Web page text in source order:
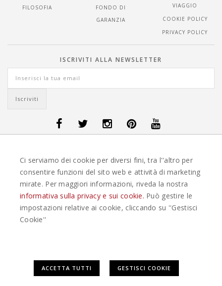
FILOSOFIA
FONDO DI
GARANZIA
VIAGGIO
COOKIE POLICY
PRIVACY POLICY
ISCRIVITI ALLA NEWSLETTER
VIAGGI GUATEMALA -OFFERTE VIAGGI ISLANDA -OFFERTE VIAGGI
OFFERTE VIAGGI MAURITIUS OFFERTE VIAGGI MESSICO
OFFERTE VIAGGI NORVEGIA- OFFERTE VIAGGI PORTOGALLO-
OFFERTE VIAGGI SEYCHELLES-OFFERTE VIAGGI SPAGNA-OFFERTE
EASYWEEKS TOUR OPERATOR © 2026 COPYRIGHT EASYWEEK. TUTTI I DIRITTI
RISERVATI |
Ci serviamo dei cookie per diversi fini, tra l''altro per
consentire funzioni del sito web e attività di marketing
mirate. Per maggiori informazioni, riveda la nostra
informativa sulla privacy e sui cookie. Può gestire le
impostazioni relative ai cookie, cliccando su ''Gestisci
Cookie''
ACCETTA TUTTI GESTISCI COOKIE
Questo plugin utilizza cookie per raccogliere dati e cookie di
terze parti per migliorare l'esperienza utente. Per